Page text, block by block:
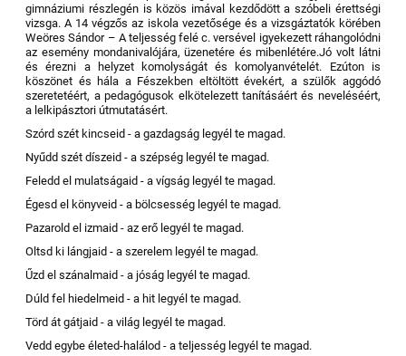
gimnáziumi részlegén is közös imával kezdődött a szóbeli érettségi
vizsga. A 14 végzős az iskola vezetősége és a vizsgáztatók körében
Weöres Sándor – A teljesség felé c. versével igyekezett ráhangolódni
az esemény mondanivalójára, üzenetére és mibenlétére.Jó volt látni
és érezni a helyzet komolyságát és komolyanvételét. Ezúton is
köszönet és hála a Fészekben eltöltött évekért, a szülők aggódó
szeretetéért, a pedagógusok elkötelezett tanításáért és neveléséért,
a lelkipásztori útmutatásért.
Szórd szét kincseid - a gazdagság legyél te magad.
Nyűdd szét díszeid - a szépség legyél te magad.
Feledd el mulatságaid - a vígság legyél te magad.
Égesd el könyveid - a bölcsesség legyél te magad.
Pazarold el izmaid - az erő legyél te magad.
Oltsd ki lángjaid - a szerelem legyél te magad.
Űzd el szánalmaid - a jóság legyél te magad.
Dúld fel hiedelmeid - a hit legyél te magad.
Törd át gátjaid - a világ legyél te magad.
Vedd egybe életed-halálod - a teljesség legyél te magad.